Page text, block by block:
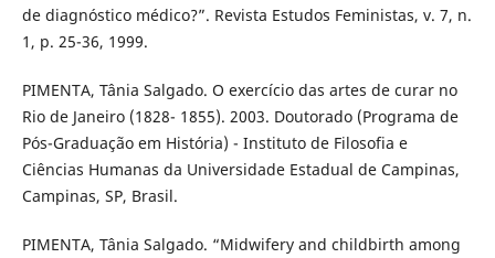
de diagnóstico médico?”. Revista Estudos Feministas, v. 7, n.
1, p. 25-36, 1999.
PIMENTA, Tânia Salgado. O exercício das artes de curar no
Rio de Janeiro (1828- 1855). 2003. Doutorado (Programa de
Pós-Graduação em História) - Instituto de Filosofia e
Ciências Humanas da Universidade Estadual de Campinas,
Campinas, SP, Brasil.
PIMENTA, Tânia Salgado. “Midwifery and childbirth among